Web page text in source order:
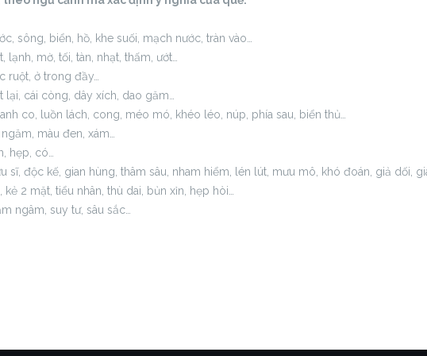
sông, biển, hồ, khe suối, mạch nước, tràn vào…
lạnh, mờ, tối, tàn, nhạt, thấm, ướt…
ruột, ở trong đầy…
lại, cái còng, dây xích, dao găm…
co, luồn lách, cong, méo mó, khéo léo, núp, phía sau, biển thủ…
ngăm, màu đen, xám…
hẹp, có…
sĩ, độc kế, gian hùng, thâm sâu, nham hiểm, lén lút, mưu mô, khó đoán, giả dối,
kẻ 2 mặt, tiểu nhân, thù dai, bủn xỉn, hẹp hòi…
ngâm, suy tư, sâu sắc…